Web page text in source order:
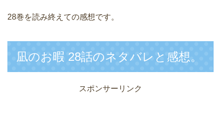
28巻を読み終えての感想です。
凪のお暇 28話のネタバレと感想。
スポンサーリンク